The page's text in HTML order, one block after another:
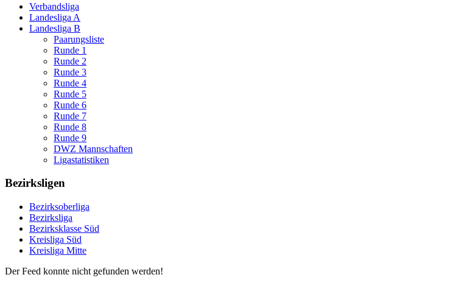
Verbandsliga
Landesliga A
Landesliga B
Paarungsliste
Runde 1
Runde 2
Runde 3
Runde 4
Runde 5
Runde 6
Runde 7
Runde 8
Runde 9
DWZ Mannschaften
Ligastatistiken
Bezirksligen
Bezirksoberliga
Bezirksliga
Bezirksklasse Süd
Kreisliga Süd
Kreisliga Mitte
Der Feed konnte nicht gefunden werden!